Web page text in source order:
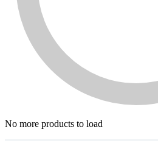
No more products to load